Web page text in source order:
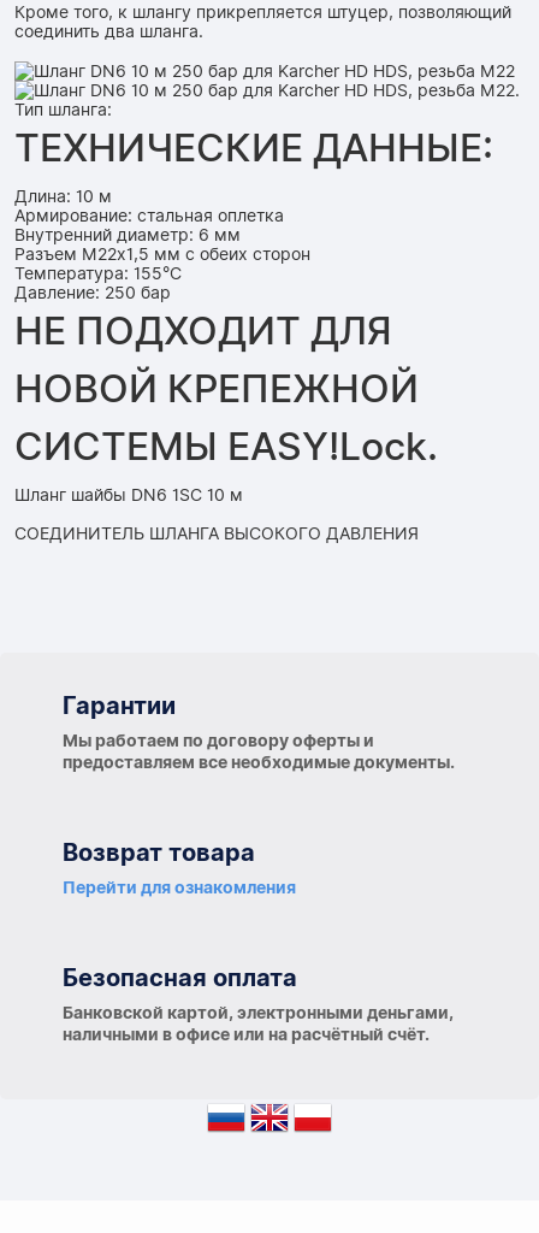
Кроме того, к шлангу прикрепляется штуцер, позволяющий
соединить два шланга.
ТЕХНИЧЕСКИЕ ДАННЫЕ:
Длина: 10 м
Армирование: стальная оплетка
Внутренний диаметр: 6 мм
Разъем M22x1,5 мм с обеих сторон
Температура: 155°C
Давление: 250 бар
НЕ ПОДХОДИТ ДЛЯ
НОВОЙ КРЕПЕЖНОЙ
СИСТЕМЫ EASY!Lock.
Шланг шайбы DN6 1SC 10 м
СОЕДИНИТЕЛЬ ШЛАНГА ВЫСОКОГО ДАВЛЕНИЯ
Гарантии
Мы работаем по договору оферты и
предоставляем все необходимые документы.
Возврат товара
Перейти для ознакомления
Безопасная оплата
Банковской картой, электронными деньгами,
наличными в офисе или на расчётный счёт.